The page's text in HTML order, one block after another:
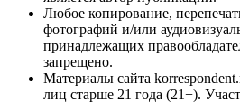
Любое копирование,
фотографий и/или
принадлежащих
запрещено.
Материалы сайта
лиц старше 21 года (21+).